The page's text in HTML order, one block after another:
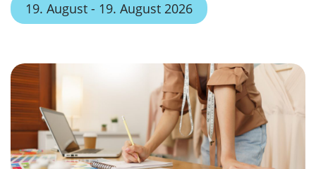
19. August - 19. August 2026